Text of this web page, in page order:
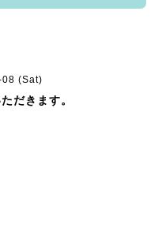
(Sat)
だきます。